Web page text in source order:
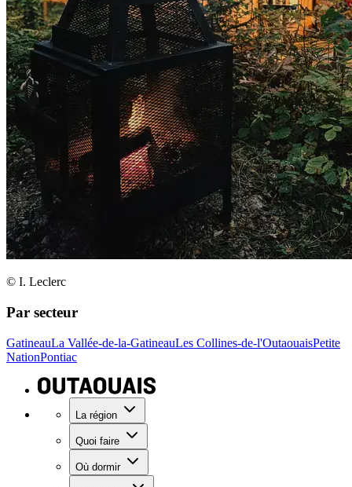
© I. Leclerc
Par secteur
GatineauLa Vallée-de-la-GatineauLes Collines-de-l'OutaouaisPetite
NationPontiac
La région
Quoi faire
Où dormir